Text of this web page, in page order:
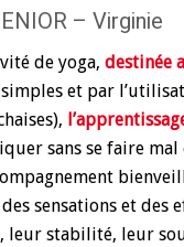
– Virginie
de yoga,destinée
et par
sans se faire
sensations et des
leur stabilité, leur